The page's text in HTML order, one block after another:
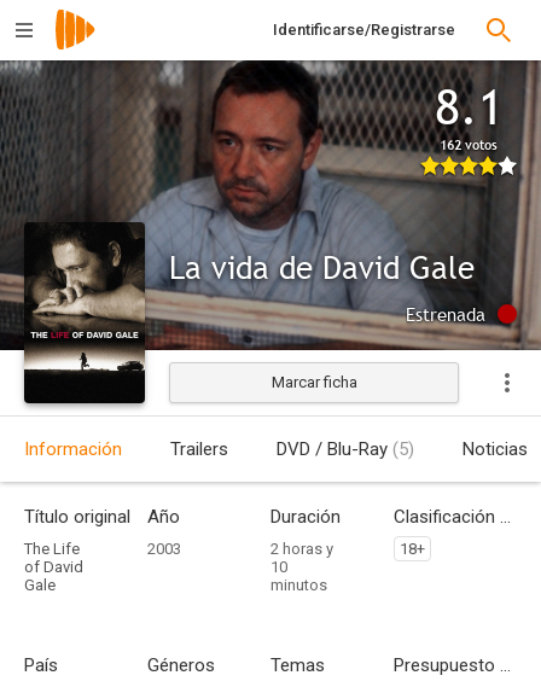
Identificarse/Registrarse
8.1
162 votos
La vida de David Gale
Estrenada
Marcar ficha
Información Trailers DVD / Blu-Ray (5) Noticias
Título original
The Life
of David
Gale
Año
2003
Duración
2 horas y
10
minutos
Clasificación por edades
18+
País Géneros Temas Presupuesto - Ingresos